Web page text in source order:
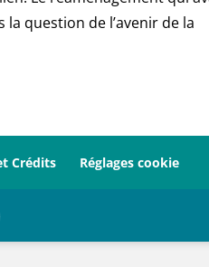
question de l’avenir de la
Crédits Réglages cookie